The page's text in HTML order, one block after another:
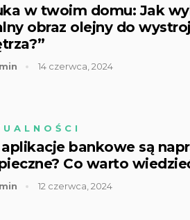
w twoim domu: Jak
obraz olejny do
14 czerwca, 2024
aplikacje bankowe są
Co warto
12 czerwca, 2024